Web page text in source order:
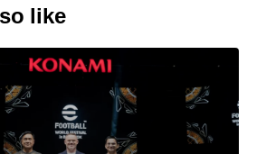
like